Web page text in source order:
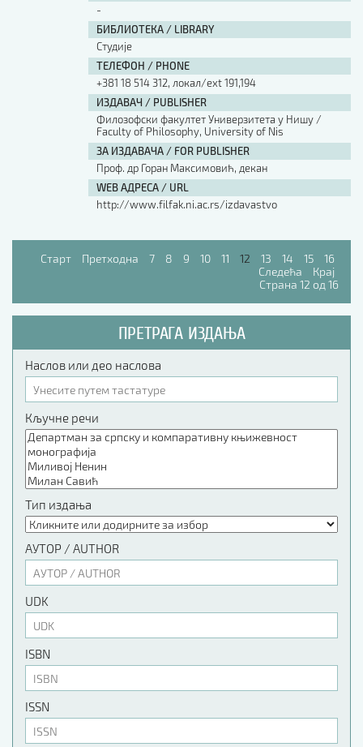
-
БИБЛИОТЕКА / LIBRARY
Студије
ТЕЛЕФОН / PHONE
+381 18 514 312, локал/ext 191,194
ИЗДАВАЧ / PUBLISHER
Филозофски факултет Универзитета у Нишу /
Faculty of Philosophy, University of Nis
ЗА ИЗДАВАЧА / FOR PUBLISHER
Проф. др Горан Максимовић, декан
WEB АДРЕСА / URL
http://www.filfak.ni.ac.rs/izdavastvo
Старт Претходна 7 8 9 10 11 12 13 14 15
16
Следећа
Крај
Страна 12 од 16
ПРЕТРАГА ИЗДАЊА
Наслов или део наслова
Кључне речи
Тип издања
АУТОР / AUTHOR
UDK
ISBN
ISSN